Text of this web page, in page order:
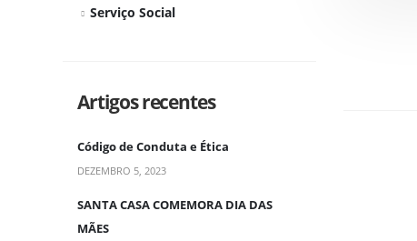
Serviço Social
Artigos recentes
Código de Conduta e Ética
DEZEMBRO 5, 2023
SANTA CASA COMEMORA DIA DAS
MÃES